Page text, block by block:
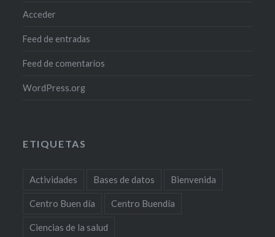
Acceder
Feed de entradas
Feed de comentarios
WordPress.org
ETIQUETAS
Actividades Bases de datos Bienvenida
Centro Buen día Centro Buendía
Ciencias de la salud